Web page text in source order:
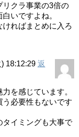
リクラ事業の3倍の
いですよね。
ればまとめに入ろ
18:12:29 返
を感じています。
必要性もないです
タイミングも大事で